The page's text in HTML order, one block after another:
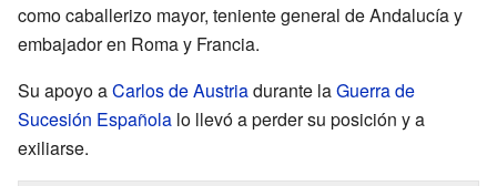
como caballerizo mayor, teniente general de Andalucía y
embajador en Roma y Francia.
Su apoyo aCarlos de Austriadurante laGuerra de
Sucesión Española lo llevó a perder su posición y a
exiliarse.